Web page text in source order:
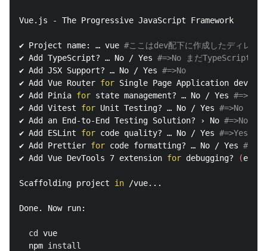
Vue.js - The Progressive JavaScript Framework
✔ Project name: … vue #ここはdev配下に作成したディレク
✔ Add TypeScript? … No / Yes #=>No まだTypeScriptに手
✔ Add JSX Support? … No / Yes #=>No
✔ Add Vue Router for Single Page Application
✔ Add Pinia for state management? … No / Yes #=>Yes
✔ Add Vitest for Unit Testing? … No / Yes #=>No
✔ Add an End-to-End Testing Solution? › No #=>No
✔ Add ESLint for code quality? … No / Yes #=>Yes
✔ Add Prettier for code formatting? … No / Yes
✔ Add Vue DevTools 7 extension for debugging? (
Scaffolding project in /vue...
Done. Now run:
cd vue
  npm
install